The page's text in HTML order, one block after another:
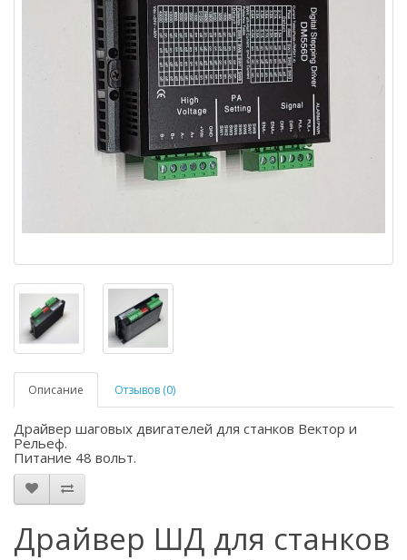
Описание Отзывов (0)
Драйвер шаговых двигателей для станков Вектор и
Рельеф.
Питание 48 вольт.
Драйвер ШД для станков